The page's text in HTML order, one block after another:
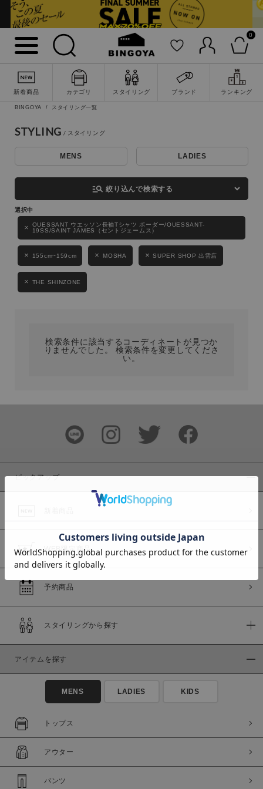
0
新着商品 カテゴリ スタイリング ブランド ランキング
詳細検索
キーワード
性別
価格
商品タイプ
通常商品
在庫
在庫あり 在庫なし含む
BINGOYA スタイリング一覧
STYLING
MENS LADIES
manage_search 絞り込んで検索する
OUESSANT ウエッソン長袖Tシャツ ボーダー/OUESSANT-
19SS/SAINT JAMES（セントジェームス）
155cm~159cm MOSHA SUPER SHOP 出雲店
THE SHINZONE
検索条件に該当するコーディネートが見つか
りませんでした。 検索条件を変更してくださ
い。
ピックアップ
WEB限定商品
予約商品
スタイリングから探す
アイテムを探す
MENS LADIES KIDS
トップス
アウター
パンツ